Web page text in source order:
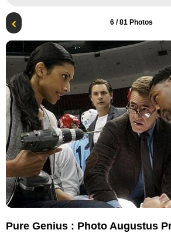
6/ 81 Photos
Pure Genius : Photo Augustus